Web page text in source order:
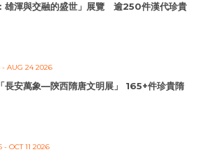
雄渾與交融的盛世」展覽 逾250件漢代珍貴
- AUG 24 2026
長安萬象—陝西隋唐文明展」 165+件珍貴隋
- OCT 11 2026